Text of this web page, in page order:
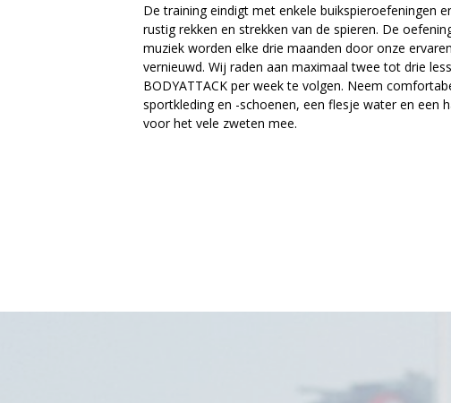
De training eindigt met enkele buikspieroefeningen
rustig rekken en strekken van de spieren. De
muziek worden elke drie maanden door onze
vernieuwd. Wij raden aan maximaal twee tot drie
BODYATTACK per week te volgen. Neem
sportkleding en -schoenen, een flesje water en een
voor het vele zweten mee.